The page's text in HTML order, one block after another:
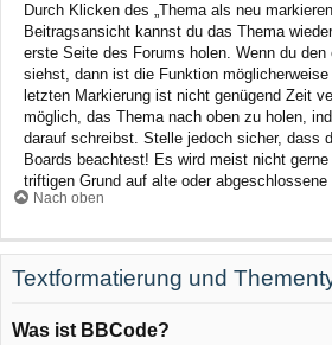
Durch Klicken des „Thema als neu
Beitragsansicht kannst du das Thema
erste Seite des Forums holen. Wenn du
siehst, dann ist die Funktion
letzten Markierung ist nicht genügend Zeit
möglich, das Thema nach oben zu holen,
darauf schreibst. Stelle jedoch sicher, dass
Boards beachtest! Es wird meist nicht
triftigen Grund auf alte oder
Nach oben
Textformatierung und
Was ist BBCode?